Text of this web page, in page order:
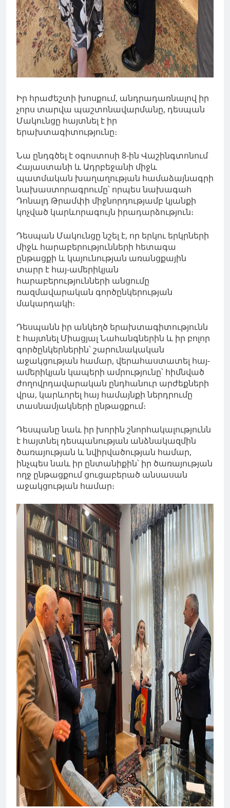
Իր հրաժեշտի խոսքում, անդրադառնալով իր
չորս տարվա պաշտոնավարմանը, դեսպան
Մակունցը հայտնել է իր
երախտագիտությունը։
Նա ընդգծել է օգոստոսի 8-ին Վաշինգտոնում
Հայաստանի և Ադրբեջանի միջև
պատմական խաղաղության համաձայնագրի
նախաստորագրումը՝ որպես նախագահ
Դոնալդ Թրամփի միջնորդությամբ կյանքի
կոչված կարևորագույն իրադարձություն։
Դեսպան Մակունցը նշել է, որ երկու երկրների
միջև հարաբերությունների հետագա
ընթացքի և կայունության առանցքային
տարր է հայ-ամերիկյան
հարաբերությունների անցումը
ռազմավարական գործընկերության
մակարդակի։
Դեսպանն իր անկեղծ երախտագիտությունն
է հայտնել Միացյալ Նահանգներին և իր բոլոր
գործընկերներին՝ շարունակական
աջակցության համար, վերահաստատել հայ-
ամերիկյան կապերի ամրությունը՝ հիմնված
ժողովրդավարական ընդհանուր արժեքների
վրա, կարևորել հայ համայնքի ներդրումը
տասնամյակների ընթացքում։
Դեսպանը նաև իր խորին շնորհակալությունն
է հայտնել դեսպանության անձնակազմին
ծառայության և նվիրվածության համար,
ինչպես նաև իր ընտանիքին՝ իր ծառայության
ողջ ընթացքում ցուցաբերած անսասան
աջակցության համար։